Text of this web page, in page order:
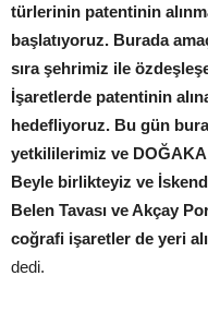
türlerinin patentinin
başlatıyoruz. Burada
sıra şehrimiz ile
İşaretlerde patentinin
hedefliyoruz. Bu gün
yetkililerimiz ve DOĞAKA
Beyle birlikteyiz ve
Belen Tavası ve Akçay
coğrafi işaretler de yeri
dedi.